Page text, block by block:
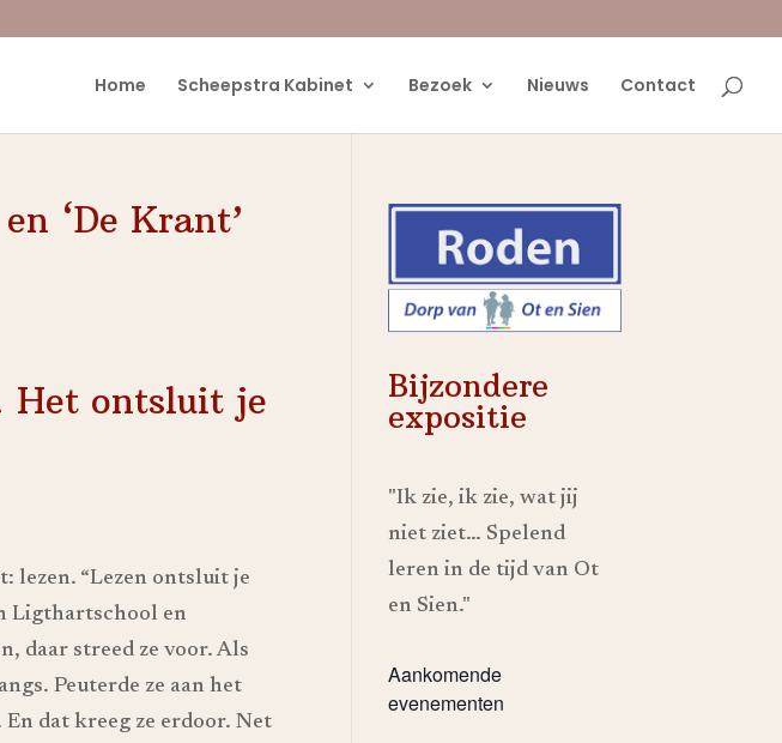
Home Scheepstra Kabinet Bezoek Nieuws Contact
‘De Krant’
Het ontsluit je
lezen. “Lezen ontsluit je
Ligthartschool en
daar streed ze voor. Als
Peuterde ze aan het
dat kreeg ze erdoor. Net
Bijzondere
expositie
"Ik zie, ik zie, wat jij
niet ziet… Spelend
leren in de tijd van Ot
en Sien."
Aankomende
evenementen